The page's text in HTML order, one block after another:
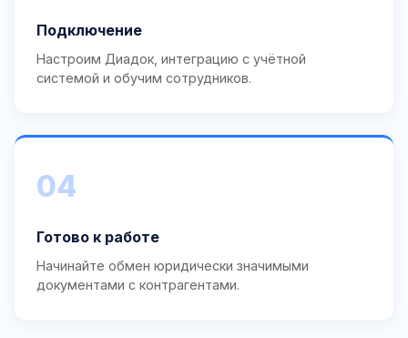
Подключение
Настроим Диадок, интеграцию с учётной
системой и обучим сотрудников.
04
Готово к работе
Начинайте обмен юридически значимыми
документами с контрагентами.